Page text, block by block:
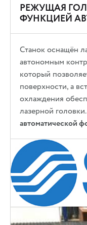
РЕЖУЩАЯ
ФУНКЦИЕЙ
Станок оснащён
автономным
который
поверхности, а
охлаждения
лазерной
автоматической